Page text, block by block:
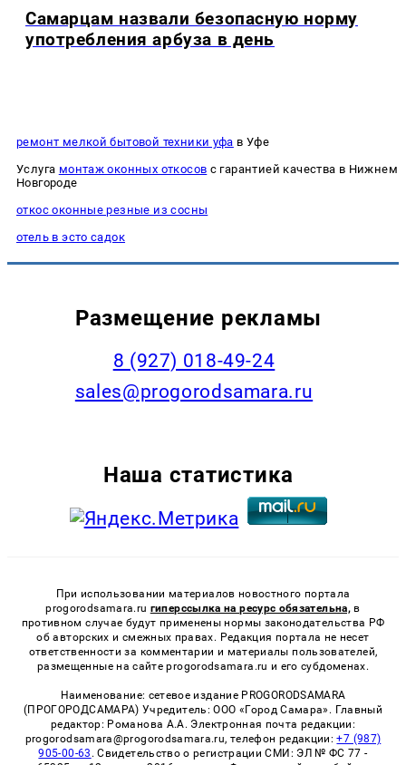
Самарцам назвали безопасную норму
употребления арбуза в день
ремонт мелкой бытовой техники уфа в Уфе
Услуга монтаж оконных откосов с гарантией качества в Нижнем
Новгороде
откос оконные резные из сосны
отель в эсто садок
Размещение рекламы
8 (927) 018-49-24
sales@progorodsamara.ru
Наша статистика
При использовании материалов новостного портала
progorodsamara.ru гиперссылка на ресурс обязательна, в
противном случае будут применены нормы законодательства РФ
об авторских и смежных правах. Редакция портала не несет
ответственности за комментарии и материалы пользователей,
размещенные на сайте progorodsamara.ru и его субдоменах.
Наименование: сетевое издание PROGORODSAMARA
(ПРОГОРОДСАМАРА) Учредитель: ООО «Город Самара». Главный
редактор: Романова А.А. Электронная почта редакции:
progorodsamara@progorodsamara.ru, телефон редакции:+7 (987)
905-00-63 . Свидетельство о регистрации СМИ: ЭЛ № ФС 77 -